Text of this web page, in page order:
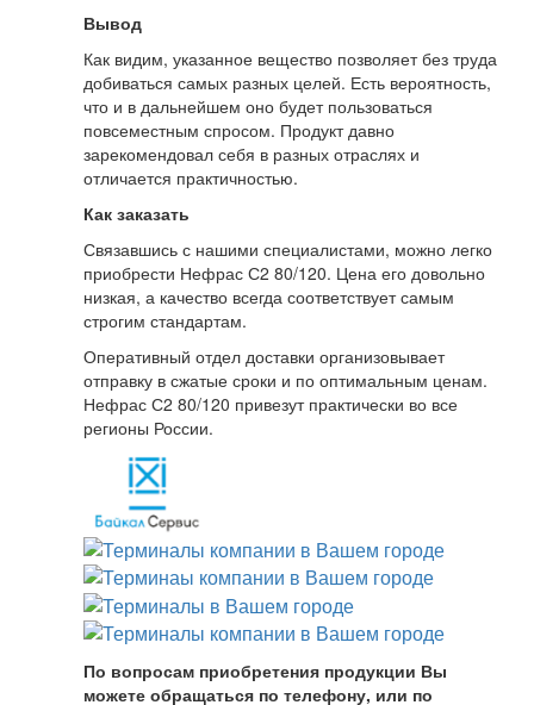
Вывод
Как видим, указанное вещество позволяет без труда
добиваться самых разных целей. Есть вероятность,
что и в дальнейшем оно будет пользоваться
повсеместным спросом. Продукт давно
зарекомендовал себя в разных отраслях и
отличается практичностью.
Как заказать
Связавшись с нашими специалистами, можно легко
приобрести Нефрас С2 80/120. Цена его довольно
низкая, а качество всегда соответствует самым
строгим стандартам.
Оперативный отдел доставки организовывает
отправку в сжатые сроки и по оптимальным ценам.
Нефрас С2 80/120 привезут практически во все
регионы России.
По вопросам приобретения продукции Вы
можете обращаться по телефону, или по